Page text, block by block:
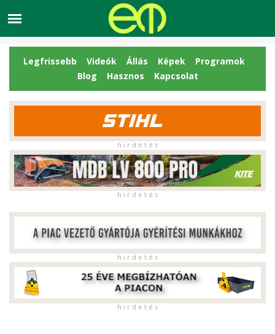
Legfrissebb Videók Állás Képek
Programok
Blog
Hasznos Kapcsolat
h i r d e t é s
h i r d e t é s
h i r d e t é s
h i r d e t é s